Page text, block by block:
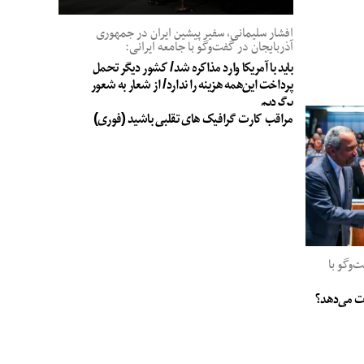
افشار سلیمانی، سفیر پیشین ایران در جمهوری
آذربایجان در گفت‌وگو با جامعه ایرانی:
باید با آمریکا وارد مذاکره شد/ کشور دیگر تحمل
پرداخت این‌همه هزینه را ندارد/ از شعار به شعور
برگردیم
با
می‌دهد؟
مراقب کارت گرافیک های تقلبی باشید (فوری)